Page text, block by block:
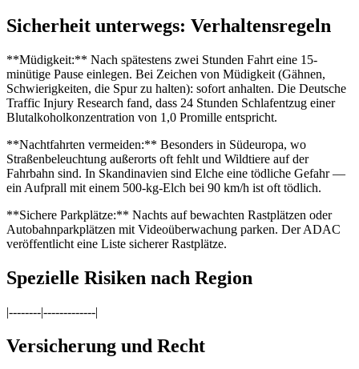
Sicherheit unterwegs: Verhaltensregeln
**Müdigkeit:** Nach spätestens zwei Stunden Fahrt eine 15-
minütige Pause einlegen. Bei Zeichen von Müdigkeit (Gähnen,
Schwierigkeiten, die Spur zu halten): sofort anhalten. Die Deutsche
Traffic Injury Research fand, dass 24 Stunden Schlafentzug einer
Blutalkoholkonzentration von 1,0 Promille entspricht.
**Nachtfahrten vermeiden:** Besonders in Südeuropa, wo
Straßenbeleuchtung außerorts oft fehlt und Wildtiere auf der
Fahrbahn sind. In Skandinavien sind Elche eine tödliche Gefahr —
ein Aufprall mit einem 500-kg-Elch bei 90 km/h ist oft tödlich.
**Sichere Parkplätze:** Nachts auf bewachten Rastplätzen oder
Autobahnparkplätzen mit Videoüberwachung parken. Der ADAC
veröffentlicht eine Liste sicherer Rastplätze.
Spezielle Risiken nach Region
|--------|-------------|
Versicherung und Recht